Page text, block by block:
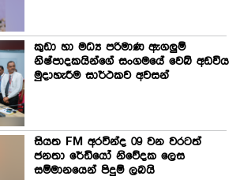
කුඩා හා මධ්‍ය පරිමාණ ඇගලුම්
නිෂ්පාදකයින්ගේ සංගමයේ වෙබ් අඩවිය
මුදාහැරීම සාර්ථකව අවසන්
සියත FM අරවින්ද 09 වන වරටත්
ජනතා රේඩියෝ නිවේදක ලෙස
සම්මානයෙන් පිදුම් ලබයි